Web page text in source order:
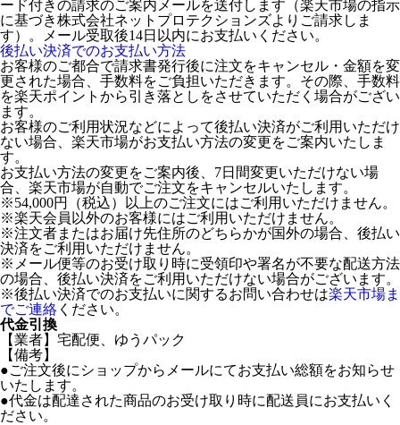
ード付きの請求のご案内メールを送付します（楽天市場の指示
に基づき株式会社ネットプロテクションズよりご請求しま
す）。メール受取後14日以内にお支払いください。
後払い決済でのお支払い方法
お客様のご都合で請求書発行後に注文をキャンセル・金額を変
更された場合、手数料をご負担いただきます。その際、手数料
を楽天ポイントから引き落としをさせていただく場合がござい
ます。
お客様のご利用状況などによって後払い決済がご利用いただけ
ない場合、楽天市場がお支払い方法の変更をご案内いたしま
す。
お支払い方法の変更をご案内後、7日間変更いただけない場
合、楽天市場が自動でご注文をキャンセルいたします。
※54,000円（税込）以上のご注文にはご利用いただけません。
※楽天会員以外のお客様にはご利用いただけません。
※注文者またはお届け先住所のどちらかが国外の場合、後払い
決済をご利用いただけません。
※メール便等のお受け取り時に受領印や署名が不要な配送方法
の場合、後払い決済をご利用いただけない場合がございます。
※後払い決済でのお支払いに関するお問い合わせは楽天市場ま
でご連絡 ください。
代金引換
【業者】宅配便、ゆうパック
【備考】
●ご注文後にショップからメールにてお支払い総額をお知らせ
いたします。
●代金は配達された商品のお受け取り時に配送員にお支払いく
ださい。